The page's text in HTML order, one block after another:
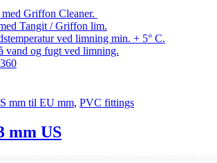
med Griffon Cleaner.
Tangit / Griffon lim.
ved limning min. + 5° C.
vand og fugt ved limning.
mm til EU mm, PVC fittings
mm US